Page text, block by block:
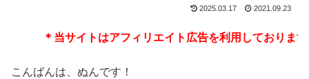
2025.03.17 2021.09.23
＊当サイトはアフィリエイト広告を利用しております
こんばんは、ぬんです！